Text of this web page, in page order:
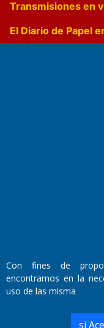
Transmisiones en
El Diario de Papel
Director Periodístico:
Walter René Goñi
Domicilio Legal: José
Con fines de
encontramos en la
uso de las misma
si